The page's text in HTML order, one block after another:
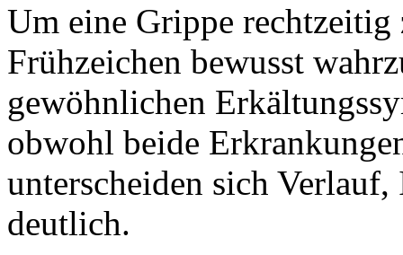
Um eine Grippe
Frühzeichen bewusst
gewöhnlichen
obwohl beide
unterscheiden sich
deutlich.